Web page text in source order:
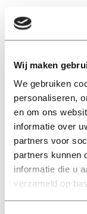
Wij maken
We gebruiken
personaliseren,
en om ons
informatie over
partners voor
partners kunnen
informatie die u
verzameld op
taekwondo